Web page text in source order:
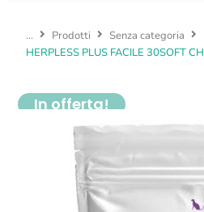
... Prodotti
Senza categoria
HERPLESS PLUS FACILE 30SOFT CH
In offerta!